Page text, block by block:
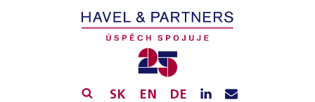
SK EN DE